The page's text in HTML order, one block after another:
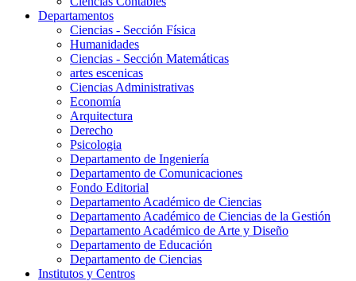
Departamentos
Ciencias - Sección Física
Humanidades
Ciencias - Sección Matemáticas
artes escenicas
Ciencias Administrativas
Economía
Arquitectura
Derecho
Psicologia
Departamento de Ingeniería
Departamento de Comunicaciones
Fondo Editorial
Departamento Académico de Ciencias
Departamento Académico de Ciencias de la Gestión
Departamento Académico de Arte y Diseño
Departamento de Educación
Departamento de Ciencias
Institutos y Centros